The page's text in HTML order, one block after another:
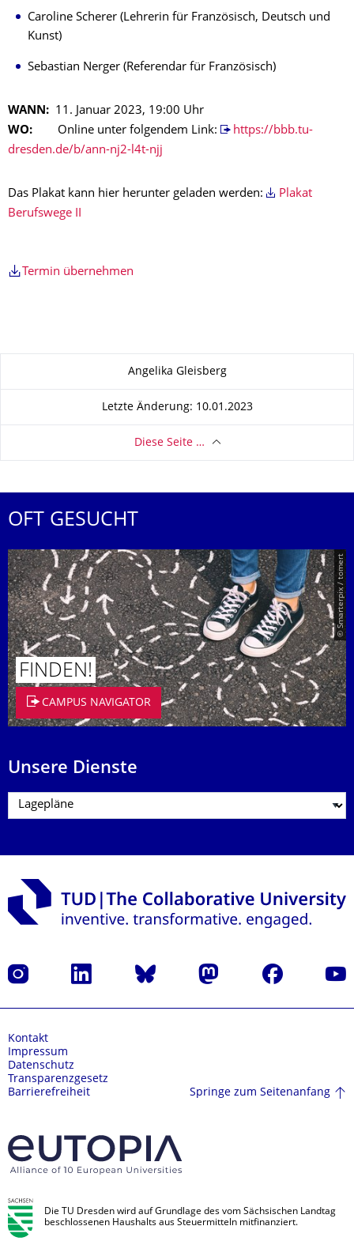
Caroline Scherer (Lehrerin für Französisch, Deutsch und
Kunst)
Sebastian Nerger (Referendar für Französisch)
WANN: 11. Januar 2023, 19:00 Uhr
WO:
Online unter folgendem Link:
https://bbb.tu-
dresden.de/b/ann-nj2-l4t-njj
Das Plakat kann hier herunter geladen werden:
Plakat
Berufswege II
Termin übernehmen
Angelika Gleisberg
Letzte Änderung: 10.01.2023
Diese Seite …
OFT GESUCHT
© Smarterpix / tomert
FINDEN!
CAMPUS NAVIGATOR
Unsere Dienste
Instagram LinkedIn Bluesky Mastodon Facebook
Kontakt
Impressum
Datenschutz
Transparenzgesetz
Barrierefreiheit
Springe zum Seitenanfang
Die TU Dresden wird auf Grundlage des vom Sächsischen Landtag
beschlossenen Haushalts aus Steuermitteln mitfinanziert.